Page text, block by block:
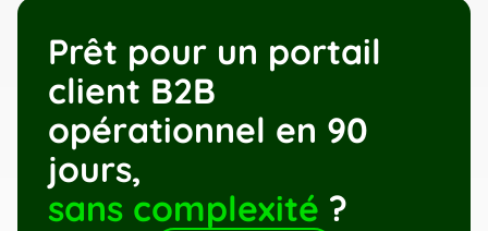
Prêt pour un portail
client B2B
opérationnel en 90
jours,
sans complexité ?